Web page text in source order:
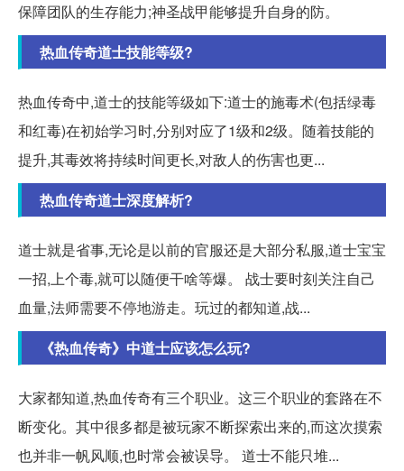
保障团队的生存能力;神圣战甲能够提升自身的防。
热血传奇道士技能等级?
热血传奇中,道士的技能等级如下:道士的施毒术(包括绿毒
和红毒)在初始学习时,分别对应了1级和2级。随着技能的
提升,其毒效将持续时间更长,对敌人的伤害也更...
热血传奇道士深度解析?
道士就是省事,无论是以前的官服还是大部分私服,道士宝宝
一招,上个毒,就可以随便干啥等爆。 战士要时刻关注自己
血量,法师需要不停地游走。玩过的都知道,战...
《热血传奇》中道士应该怎么玩?
大家都知道,热血传奇有三个职业。这三个职业的套路在不
断变化。其中很多都是被玩家不断探索出来的,而这次摸索
也并非一帆风顺,也时常会被误导。 道士不能只堆...